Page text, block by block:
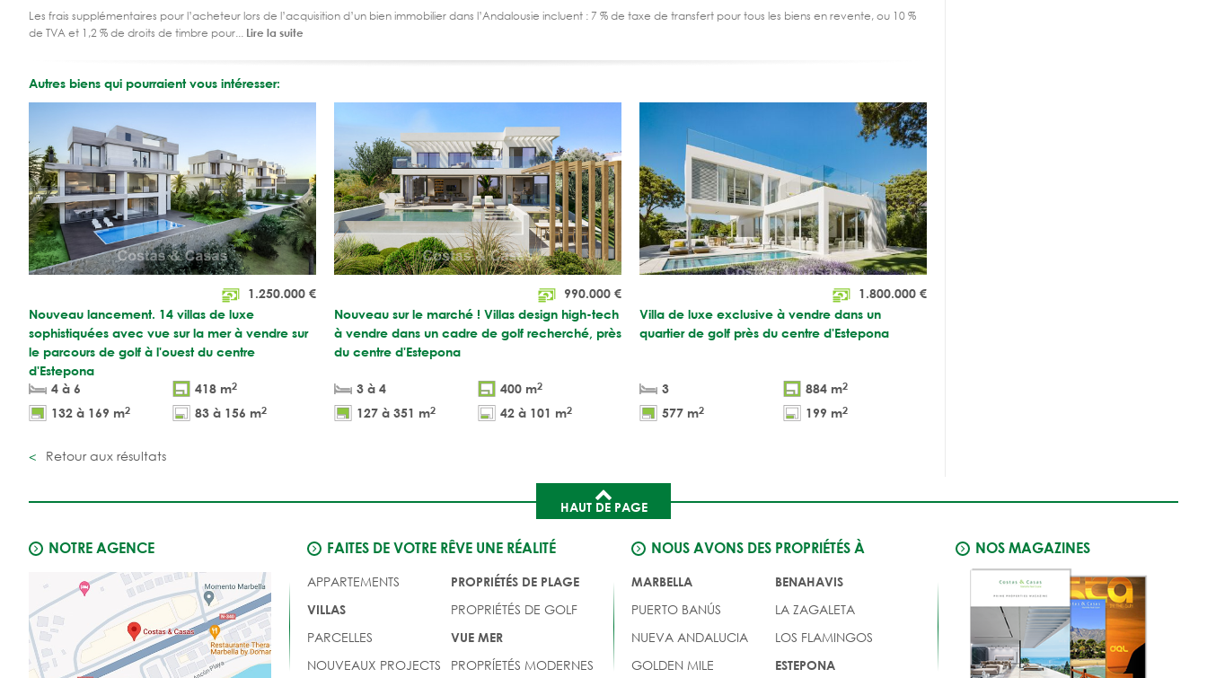
Les frais supplémentaires pour l’acheteur lors de l’acquisition d’un bien immobilier dans l’Andalousie incluent : 7 % de taxe de transfert pour tous les biens en revente, ou 10 %
de TVA et 1,2 % de droits de timbre pour... Lire la suite
Autres biens qui pourraient vous intéresser:
1.250.000 €
Nouveau lancement. 14 villas de luxe
sophistiquées avec vue sur la mer à vendre sur
le parcours de golf à l'ouest du centre
d'Estepona
4 à 6
418 m2
132 à 169 m2 83 à 156 m2
990.000 €
Nouveau sur le marché ! Villas design high-tech
à vendre dans un cadre de golf recherché, près
du centre d'Estepona
3 à 4 400 m2
127 à 351 m2 42 à 101 m2
1.800.000 €
Villa de luxe exclusive à vendre dans un
quartier de golf près du centre d'Estepona
3 884 m2
577 m2 199 m2
Retour aux résultats
HAUT DE PAGE
NOTRE AGENCE
FAITES DE VOTRE RÊVE UNE RÉALITÉ
APPARTEMENTS
VILLAS
PARCELLES
NOUVEAUX PROJECTS
PROPRIÉTÉS DE PLAGE
PROPRIÉTÉS DE GOLF
VUE MER
PROPRÍETÉS MODERNES
NOUS AVONS DES PROPRIÉTÉS À
MARBELLA
PUERTO BANÚS
NUEVA ANDALUCIA
GOLDEN MILE
BENAHAVIS
LA ZAGALETA
LOS FLAMINGOS
ESTEPONA
NOS MAGAZINES